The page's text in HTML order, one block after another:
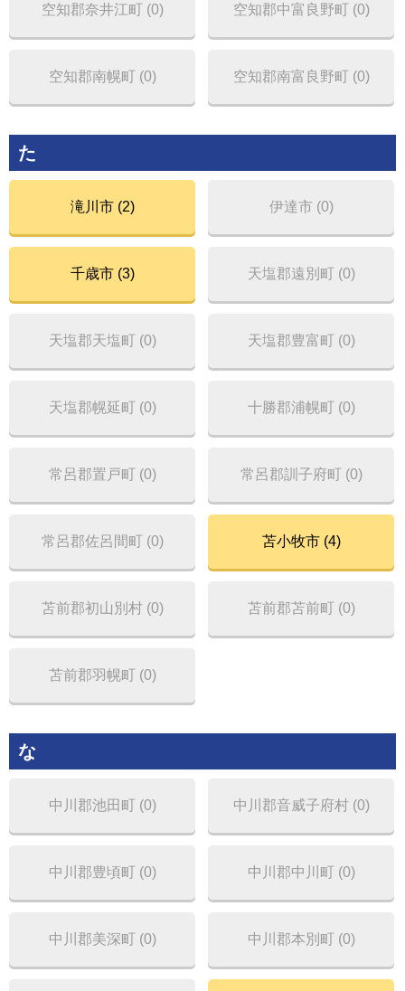
空知郡奈井江町 (0) 空知郡中富良野町 (0)
空知郡南幌町 (0) 空知郡南富良野町 (0)
た
滝川市 (2) 伊達市 (0)
千歳市 (3) 天塩郡遠別町 (0)
天塩郡天塩町 (0) 天塩郡豊富町 (0)
天塩郡幌延町 (0) 十勝郡浦幌町 (0)
常呂郡置戸町 (0) 常呂郡訓子府町 (0)
常呂郡佐呂間町 (0) 苫小牧市 (4)
苫前郡初山別村 (0) 苫前郡苫前町 (0)
苫前郡羽幌町 (0)
な
中川郡池田町 (0) 中川郡音威子府村 (0)
中川郡豊頃町 (0) 中川郡中川町 (0)
中川郡美深町 (0) 中川郡本別町 (0)